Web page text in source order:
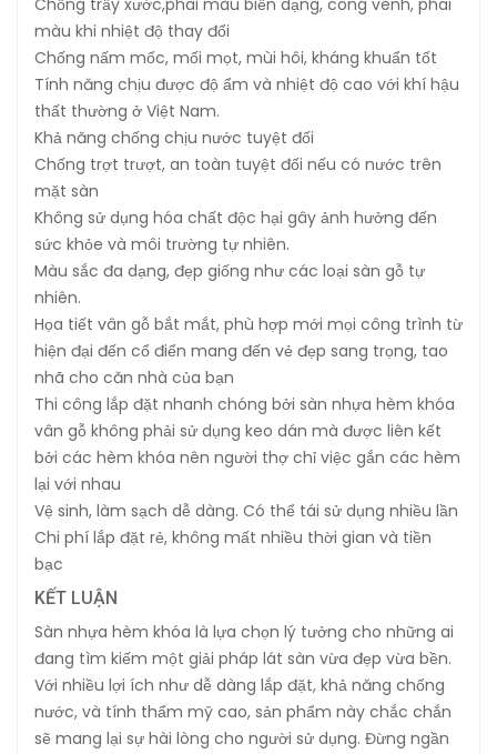
màu khi nhiệt độ thay đổi
Chống nấm mốc, mối mọt, mùi hôi, kháng khuẩn tốt
Tính năng chịu được độ ẩm và nhiệt độ cao với khí hậu
thất thường ở Việt Nam.
Khả năng chống chịu nước tuyệt đối
Chống trợt trượt, an toàn tuyệt đối nếu có nước trên
mặt sàn
Không sử dụng hóa chất độc hại gây ảnh hưởng đến
sức khỏe và môi trường tự nhiên.
Màu sắc đa dạng, đẹp giống như các loại sàn gỗ tự
nhiên.
Họa tiết vân gỗ bắt mắt, phù hợp mới mọi công trình từ
hiện đại đến cổ điển mang đến vẻ đẹp sang trọng, tao
nhã cho căn nhà của bạn
Thi công lắp đặt nhanh chóng bởi sàn nhựa hèm khóa
vân gỗ không phải sử dụng keo dán mà được liên kết
bởi các hèm khóa nên người thợ chỉ việc gắn các hèm
lại với nhau
Vệ sinh, làm sạch dễ dàng. Có thể tái sử dụng nhiều lần
Chi phí lắp đặt rẻ, không mất nhiều thời gian và tiền
bạc
KẾT LUẬN
Sàn nhựa hèm khóa là lựa chọn lý tưởng cho những ai
đang tìm kiếm một giải pháp lát sàn vừa đẹp vừa bền.
Với nhiều lợi ích như dễ dàng lắp đặt, khả năng chống
nước, và tính thẩm mỹ cao, sản phẩm này chắc chắn
sẽ mang lại sự hài lòng cho người sử dụng. Đừng ngần